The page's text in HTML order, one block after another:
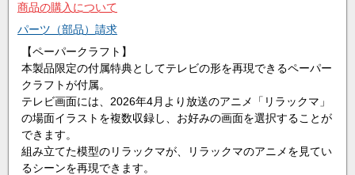
商品の購入について
パーツ（部品）請求
【ペーパークラフト】
本製品限定の付属特典としてテレビの形を再現できるペーパー
クラフトが付属。
テレビ画面には、2026年4月より放送のアニメ「リラックマ」
の場面イラストを複数収録し、お好みの画面を選択することが
できます。
組み立てた模型のリラックマが、リラックマのアニメを見てい
るシーンを再現できます。